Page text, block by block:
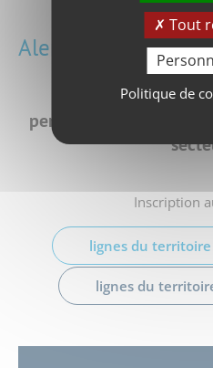
Alerte par SMS
Soyez alertés
perturbation
sur la
Inscription
lignes du
lignes du
Tout
Politique de